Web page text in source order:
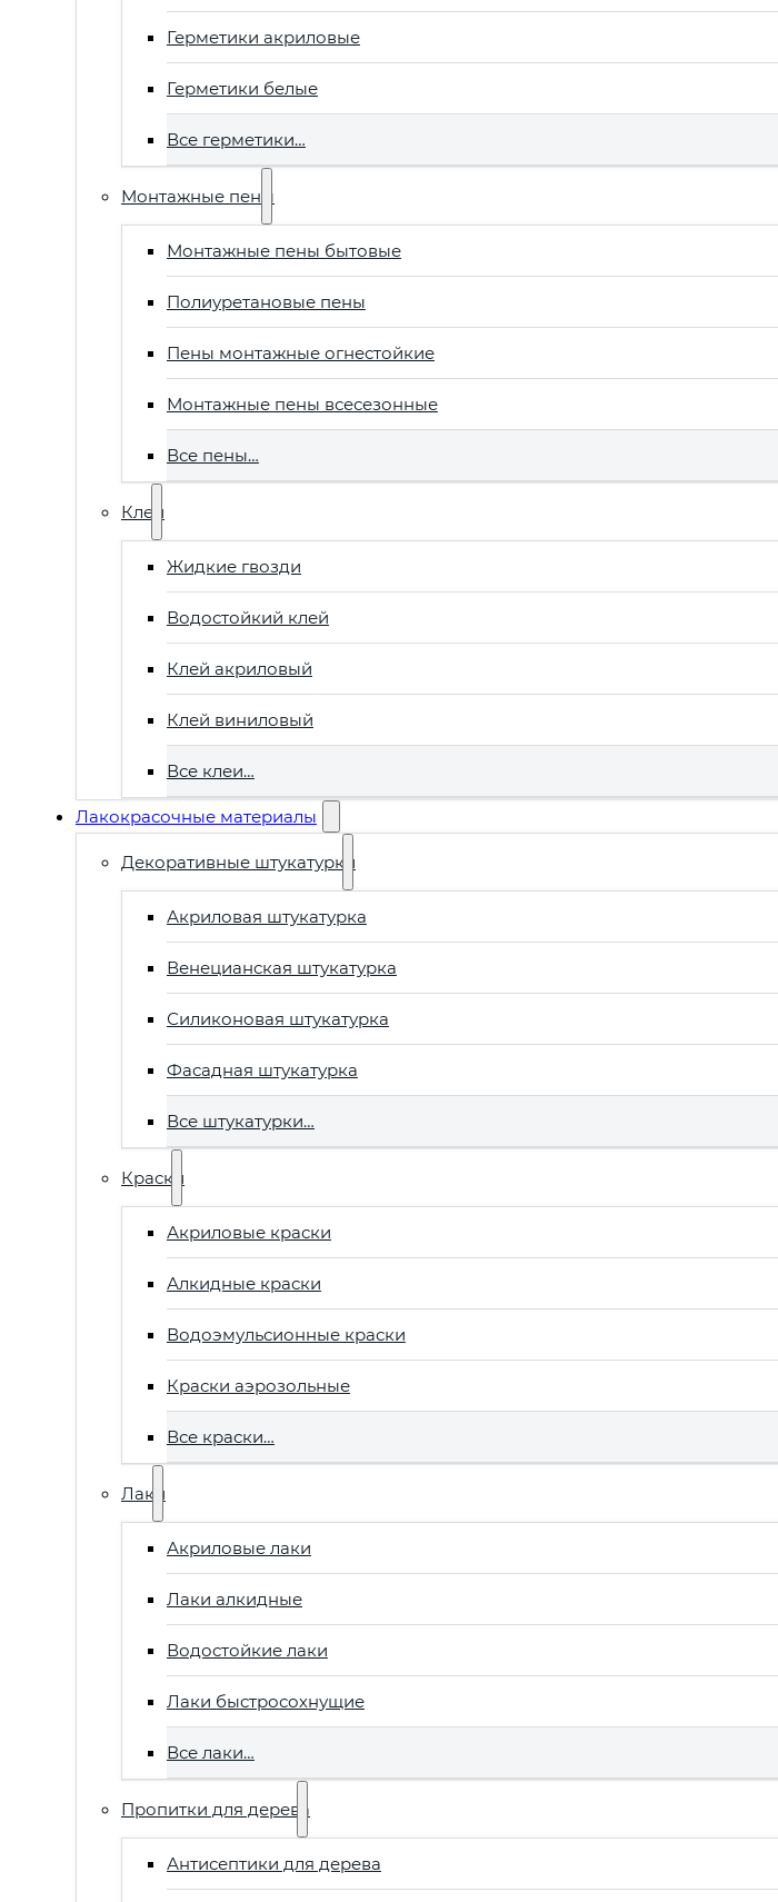
Герметики акриловые
Герметики белые
Все герметики…
Монтажные пены
Монтажные пены бытовые
Полиуретановые пены
Пены монтажные огнестойкие
Монтажные пены всесезонные
Все пены…
Клеи
Жидкие гвозди
Водостойкий клей
Клей акриловый
Клей виниловый
Все клеи…
Лакокрасочные материалы
Декоративные штукатурки
Акриловая штукатурка
Венецианская штукатурка
Силиконовая штукатурка
Фасадная штукатурка
Все штукатурки…
Краски
Акриловые краски
Алкидные краски
Водоэмульсионные краски
Краски аэрозольные
Все краски…
Лаки
Акриловые лаки
Лаки алкидные
Водостойкие лаки
Лаки быстросохнущие
Все лаки…
Пропитки для дерева
Антисептики для дерева